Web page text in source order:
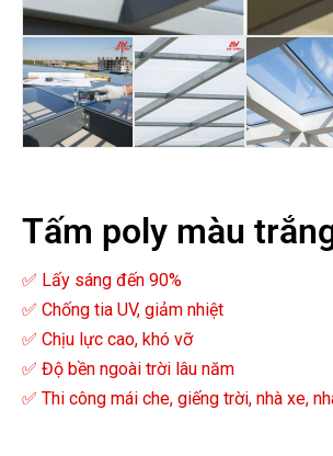
Tấm poly màu
✅ Lấy sáng đến 90%
✅ Chống tia UV, giảm nhiệt
✅ Chịu lực cao, khó vỡ
✅ Độ bền ngoài trời lâu năm
✅ Thi công mái che, giếng trời, nhà xe,